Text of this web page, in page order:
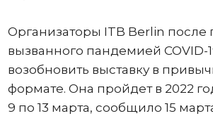
Организаторы ITB Berlin после
вызванного пандемией COVID-
возобновить выставку в
формате. Она пройдет в 2022
9 по 13 марта, сообщило 15